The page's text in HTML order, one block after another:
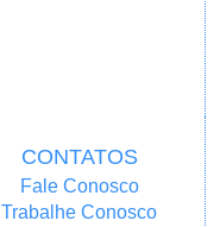
CONTATOS
Fale Conosco
Trabalhe Conosco